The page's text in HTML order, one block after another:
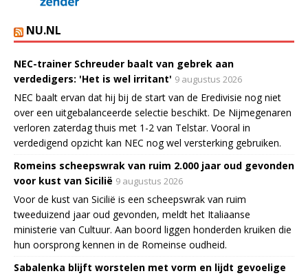
NU.NL
NEC-trainer Schreuder baalt van gebrek aan
verdedigers: 'Het is wel irritant' 9 augustus 2026
NEC baalt ervan dat hij bij de start van de Eredivisie nog niet
over een uitgebalanceerde selectie beschikt. De Nijmegenaren
verloren zaterdag thuis met 1-2 van Telstar. Vooral in
verdedigend opzicht kan NEC nog wel versterking gebruiken.
Romeins scheepswrak van ruim 2.000 jaar oud gevonden
voor kust van Sicilië 9 augustus 2026
Voor de kust van Sicilië is een scheepswrak van ruim
tweeduizend jaar oud gevonden, meldt het Italiaanse
ministerie van Cultuur. Aan boord liggen honderden kruiken die
hun oorsprong kennen in de Romeinse oudheid.
Sabalenka blijft worstelen met vorm en lijdt gevoelige